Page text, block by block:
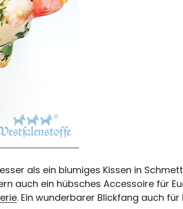
als ein blumiges Kissen in
auch ein hübsches Accessoire für
. Ein wunderbarer Blickfang auch für